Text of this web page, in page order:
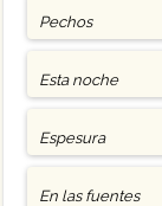
Pechos
Esta noche
Espesura
En las fuentes